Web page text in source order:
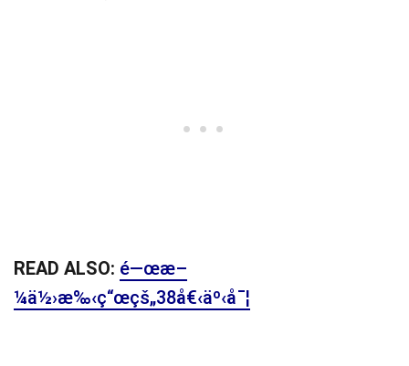
READ ALSO: é—œæ–
¼ä½›æ‰‹ç“œçš„38å€‹äº‹å¯¦